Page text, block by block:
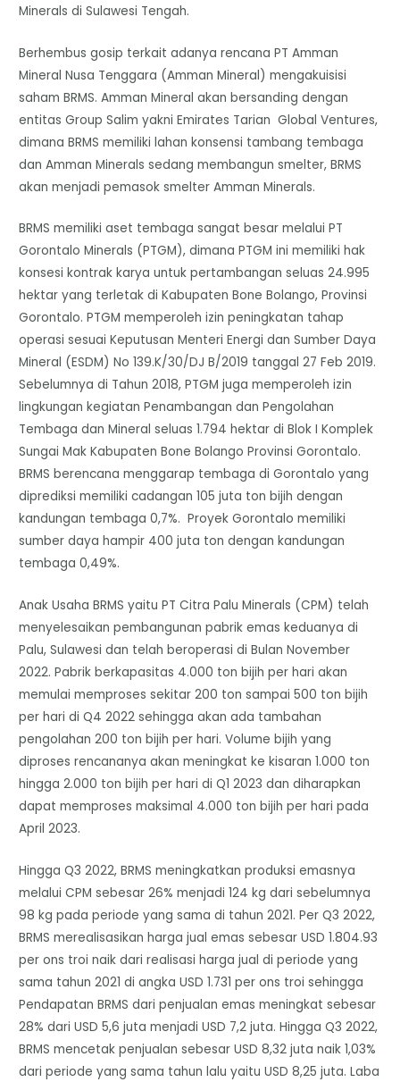
Minerals di Sulawesi Tengah.
Berhembus gosip terkait adanya rencana PT Amman
Mineral Nusa Tenggara (Amman Mineral) mengakuisisi
saham BRMS. Amman Mineral akan bersanding dengan
entitas Group Salim yakni Emirates Tarian Global Ventures,
dimana BRMS memiliki lahan konsensi tambang tembaga
dan Amman Minerals sedang membangun smelter, BRMS
akan menjadi pemasok smelter Amman Minerals.
BRMS memiliki aset tembaga sangat besar melalui PT
Gorontalo Minerals (PTGM), dimana PTGM ini memiliki hak
konsesi kontrak karya untuk pertambangan seluas 24.995
hektar yang terletak di Kabupaten Bone Bolango, Provinsi
Gorontalo. PTGM memperoleh izin peningkatan tahap
operasi sesuai Keputusan Menteri Energi dan Sumber Daya
Mineral (ESDM) No 139.K/30/DJ B/2019 tanggal 27 Feb 2019.
Sebelumnya di Tahun 2018, PTGM juga memperoleh izin
lingkungan kegiatan Penambangan dan Pengolahan
Tembaga dan Mineral seluas 1.794 hektar di Blok I Komplek
Sungai Mak Kabupaten Bone Bolango Provinsi Gorontalo.
BRMS berencana menggarap tembaga di Gorontalo yang
diprediksi memiliki cadangan 105 juta ton bijih dengan
kandungan tembaga 0,7%. Proyek Gorontalo memiliki
sumber daya hampir 400 juta ton dengan kandungan
tembaga 0,49%.
Anak Usaha BRMS yaitu PT Citra Palu Minerals (CPM) telah
menyelesaikan pembangunan pabrik emas keduanya di
Palu, Sulawesi dan telah beroperasi di Bulan November
2022. Pabrik berkapasitas 4.000 ton bijih per hari akan
memulai memproses sekitar 200 ton sampai 500 ton bijih
per hari di Q4 2022 sehingga akan ada tambahan
pengolahan 200 ton bijih per hari. Volume bijih yang
diproses rencananya akan meningkat ke kisaran 1.000 ton
hingga 2.000 ton bijih per hari di Q1 2023 dan diharapkan
dapat memproses maksimal 4.000 ton bijih per hari pada
April 2023.
Hingga Q3 2022, BRMS meningkatkan produksi emasnya
melalui CPM sebesar 26% menjadi 124 kg dari sebelumnya
98 kg pada periode yang sama di tahun 2021. Per Q3 2022,
BRMS merealisasikan harga jual emas sebesar USD 1.804.93
per ons troi naik dari realisasi harga jual di periode yang
sama tahun 2021 di angka USD 1.731 per ons troi sehingga
Pendapatan BRMS dari penjualan emas meningkat sebesar
28% dari USD 5,6 juta menjadi USD 7,2 juta. Hingga Q3 2022,
BRMS mencetak penjualan sebesar USD 8,32 juta naik 1,03%
dari periode yang sama tahun lalu yaitu USD 8,25 juta. Laba